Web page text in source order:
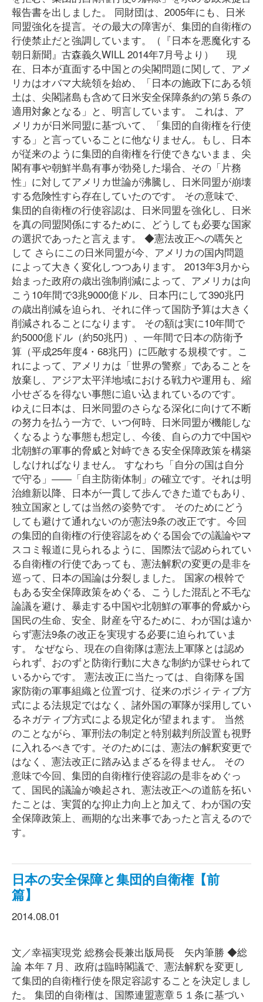
報告書を出しました。 同財団は、2005年にも、日米
同盟強化を提言。その最大の障害が、集団的自衛権の
行使禁止だと強調しています。（『日本を悪魔化する
朝日新聞』古森義久WILL 2014年7月号より） 現
在、日本が直面する中国との尖閣問題に関して、アメ
リカはオバマ大統領を始め、「日本の施政下にある領
土は、尖閣諸島も含めて日米安全保障条約の第５条の
適用対象となる」と、明言しています。 これは、ア
メリカが日米同盟に基づいて、「集団的自衛権を行使
する」と言っていることに他なりません。もし、日本
が従来のように集団的自衛権を行使できないまま、尖
閣有事や朝鮮半島有事が勃発した場合、その「片務
性」に対してアメリカ世論が沸騰し、日米同盟が崩壊
する危険性すら存在していたのです。 その意味で、
集団的自衛権の行使容認は、日米同盟を強化し、日米
を真の同盟関係にするために、どうしても必要な国家
の選択であったと言えます。 ◆憲法改正への嚆矢と
して さらにこの日米同盟が今、アメリカの国内問題
によって大きく変化しつつあります。 2013年3月から
始まった政府の歳出強制削減によって、アメリカは向
こう10年間で3兆9000億ドル、日本円にして390兆円
の歳出削減を迫られ、それに伴って国防予算は大きく
削減されることになります。 その額は実に10年間で
約5000億ドル（約50兆円）、一年間で日本の防衛予
算（平成25年度4・68兆円）に匹敵する規模です。こ
れによって、アメリカは「世界の警察」であることを
放棄し、アジア太平洋地域における戦力や運用も、縮
小せざるを得ない事態に追い込まれているのです。
ゆえに日本は、日米同盟のさらなる深化に向けて不断
の努力を払う一方で、いつ何時、日米同盟が機能しな
くなるような事態も想定し、今後、自らの力で中国や
北朝鮮の軍事的脅威と対峙できる安全保障政策を構築
しなければなりません。 すなわち「自分の国は自分
で守る」――「自主防衛体制」の確立です。それは明
治維新以降、日本が一貫して歩んできた道でもあり、
独立国家としては当然の姿勢です。 そのためにどう
しても避けて通れないのが憲法9条の改正です。今回
の集団的自衛権の行使容認をめぐる国会での議論やマ
スコミ報道に見られるように、国際法で認められてい
る自衛権の行使であっても、憲法解釈の変更の是非を
巡って、日本の国論は分裂しました。 国家の根幹で
もある安全保障政策をめぐる、こうした混乱と不毛な
論議を避け、暴走する中国や北朝鮮の軍事的脅威から
国民の生命、安全、財産を守るために、わが国は遠か
らず憲法9条の改正を実現する必要に迫られていま
す。 なぜなら、現在の自衛隊は憲法上軍隊とは認め
られず、おのずと防衛行動に大きな制約が課せられて
いるからです。 憲法改正に当たっては、自衛隊を国
家防衛の軍事組織と位置づけ、従来のポジィティブ方
式による法規定ではなく、諸外国の軍隊が採用してい
るネガティブ方式による規定化が望まれます。 当然
のことながら、軍刑法の制定と特別裁判所設置も視野
に入れるべきです。そのためには、憲法の解釈変更で
はなく、憲法改正に踏み込まざるを得ません。 その
意味で今回、集団的自衛権行使容認の是非をめぐっ
て、国民的議論が喚起され、憲法改正への道筋を拓い
たことは、実質的な抑止力向上と加えて、わが国の安
全保障政策上、画期的な出来事であったと言えるので
す。
日本の安全保障と集団的自衛権【前
篇】
2014.08.01
文／幸福実現党 総務会長兼出版局長 矢内筆勝 ◆総
論 本年７月、政府は臨時閣議で、憲法解釈を変更し
て集団的自衛権行使を限定容認することを決定しまし
た。 集団的自衛権は、国際連盟憲章５１条に基づい